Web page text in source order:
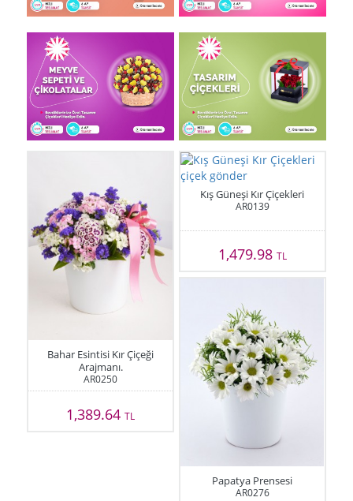
Bahar Esintisi Kır Çiçeği
Arajmanı.
AR0250
1,389.64TL
Kış Güneşi Kır Çiçekleri
AR0139
1,479.98 TL
Papatya Prensesi
AR0276